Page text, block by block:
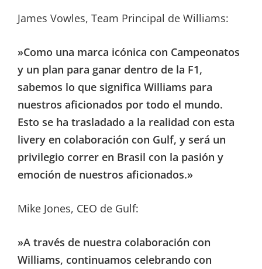
James Vowles, Team Principal de Williams:
»Como una marca icónica con Campeonatos
y un plan para ganar dentro de la F1,
sabemos lo que significa Williams para
nuestros aficionados por todo el mundo.
Esto se ha trasladado a la realidad con esta
livery en colaboración con Gulf, y será un
privilegio correr en Brasil con la pasión y
emoción de nuestros aficionados.»
Mike Jones, CEO de Gulf:
»A través de nuestra colaboración con
Williams, continuamos celebrando con